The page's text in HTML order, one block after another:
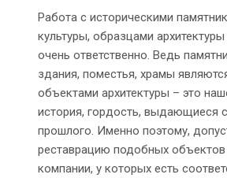
Работа с историческими
культуры, образцами
очень ответственно. Ведь
здания, поместья, храмы
объектами архитектуры – это
история, гордость, выдающиеся
прошлого. Именно поэтому,
реставрацию подобных объектов
компании, у которых есть